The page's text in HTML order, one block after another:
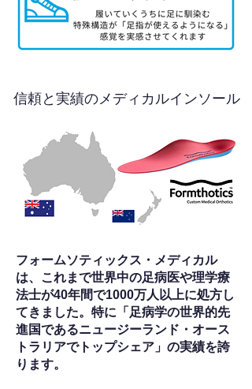
信頼と実績のメディカルインソール
フォームソティックス・メディカル
は、これまで世界中の足病医や理学療
法士が40年間で1000万人以上に処方し
てきました。特に「足病学の世界的先
進国であるニュージーランド・オース
トラリアでトップシェア」の実績を誇
ります。